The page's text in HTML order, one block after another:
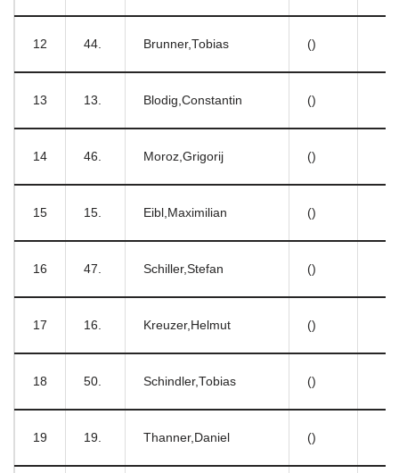
12 44. Brunner,Tobias ()
13 13. Blodig,Constantin ()
14 46. Moroz,Grigorij ()
15 15. Eibl,Maximilian ()
16 47. Schiller,Stefan ()
17 16. Kreuzer,Helmut ()
18 50. Schindler,Tobias ()
19 19. Thanner,Daniel ()